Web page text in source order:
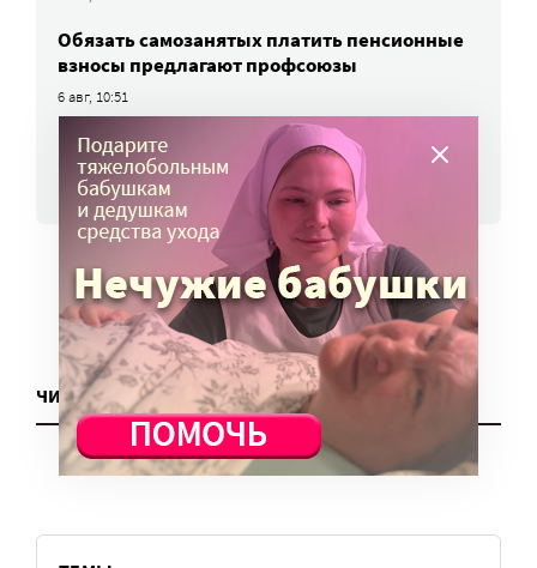
Обязать самозанятых платить пенсионные
взносы предлагают профсоюзы
6 авг, 10:51
ВСЕ НОВОСТИ
ЧИТАТЬ ЕЩЕ